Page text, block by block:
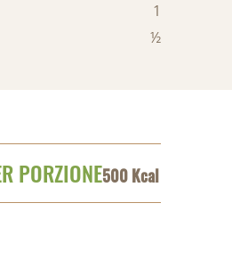
1
½
PORZIONE500 Kcal